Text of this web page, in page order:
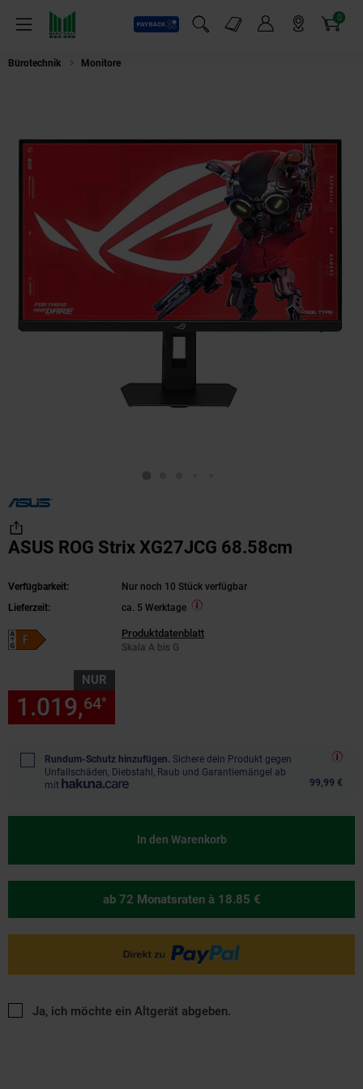
Menü
Payback
Suchfeld einblenden
Markt-Angebote 0
Artikel
Bürotechnik Monitore
ASUS ROG Strix XG27JCG 68.58cm
Verfügbarkeit:
Nur noch 10 Stück verfügbar
Lieferzeit:
ca. 5 Werktage
Energieeffizienzklasse F auf Skala A bis G
Produktdatenblatt
Skala A bis G
NUR
1.019,64*
Rundum-Schutz hinzufügen. Sichere dein Produkt gegen
Unfallschäden, Diebstahl, Raub und Garantiemängel ab
mit
99,99 €
In den Warenkorb
ab 72 Monatsraten à 18.85 €
Ja, ich möchte ein Altgerät abgeben.